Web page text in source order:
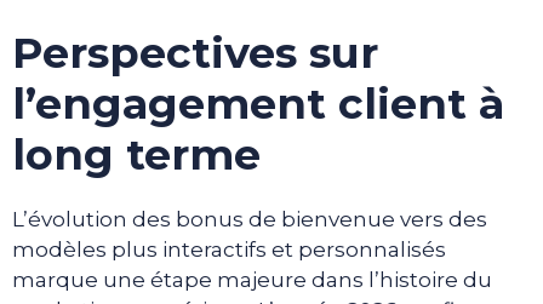
Perspectives sur
l’engagement client à
long terme
L’évolution des bonus de bienvenue vers des
modèles plus interactifs et personnalisés
marque une étape majeure dans l’histoire du